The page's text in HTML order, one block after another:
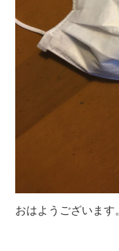
おはようございます。